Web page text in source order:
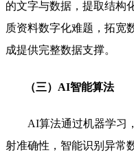
的文字与数据，提取结构
质资料数字化难题，拓宽
成提供完整数据支撑。
（三）AI智能算法
AI算法通过机器学习
射准确性，智能识别异常